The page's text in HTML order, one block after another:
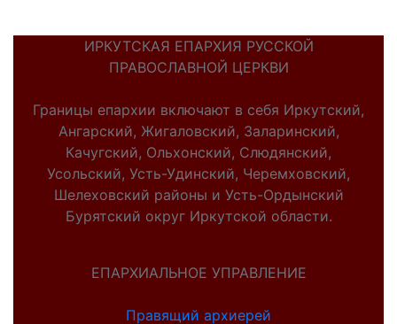
ИРКУТСКАЯ ЕПАРХИЯ РУССКОЙ
ПРАВОСЛАВНОЙ ЦЕРКВИ
Границы епархии включают в себя Иркутский,
Ангарский, Жигаловский, Заларинский,
Качугский, Ольхонский, Слюдянский,
Усольский, Усть-Удинский, Черемховский,
Шелеховский районы и Усть-Ордынский
Бурятский округ Иркутской области.
ЕПАРХИАЛЬНОЕ УПРАВЛЕНИЕ
Правящий архиерей